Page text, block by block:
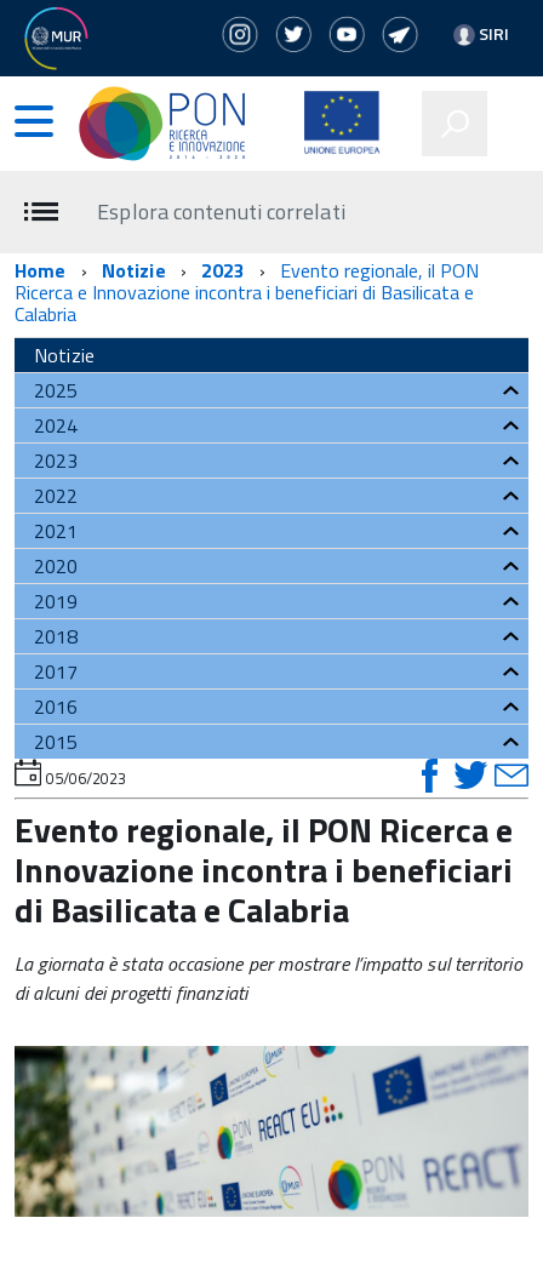
SIRI
Esplora contenuti correlati
Home Notizie 2023 Evento regionale, il PON
Ricerca e Innovazione incontra i beneficiari di Basilicata e
Calabria
Notizie
2025
2024
2023
2022
2021
2020
2019
2018
2017
2016
2015
torna
all'inizio
del
contenuto
05/06/2023
susu
Evento regionale, il PON Ricerca e
Innovazione incontra i beneficiari
di Basilicata e Calabria
La giornata è stata occasione per mostrare l’impatto sul territorio
di alcuni dei progetti finanziati